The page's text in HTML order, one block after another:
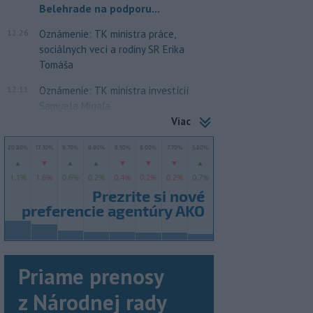
Belehrade na podporu...
12:26
Oznámenie: TK ministra práce,
sociálnych vecí a rodiny SR Erika
Tomáša
Oznámenie: TK ministra investícií
Samuela Migaľa
Viac
Priame prenosy
z Národnej rady